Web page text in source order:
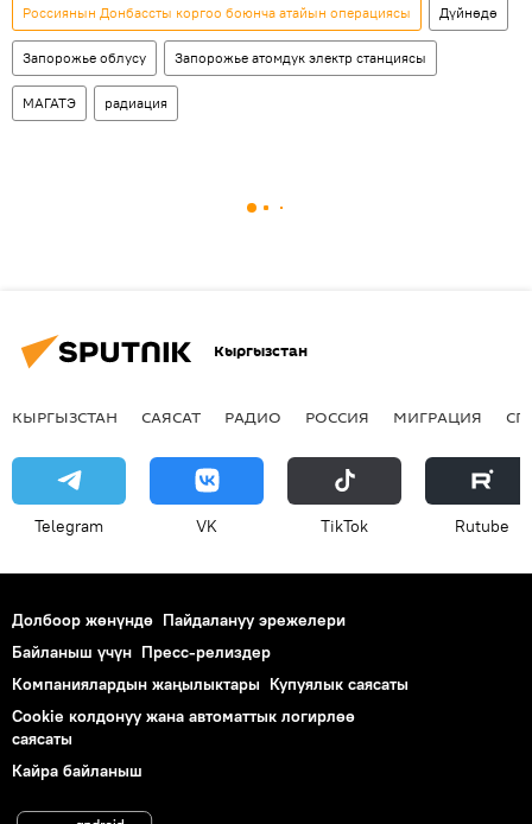
Россиянын Донбассты коргоо боюнча атайын операциясы Дүйнөдө
Запорожье облусу Запорожье атомдук электр станциясы
МАГАТЭ радиация
Кыргызстан
КЫРГЫЗСТАН САЯСАТ РАДИО РОССИЯ МИГРАЦИЯ
Telegram VK ТikТоk Rutube
Долбоор жөнүндө Пайдалануу эрежелери
Байланыш үчүн Пресс-релиздер
Компаниялардын жаңылыктары Купуялык саясаты
Cookie колдонуу жана автоматтык логирлөө
саясаты
Кайра байланыш